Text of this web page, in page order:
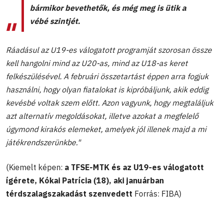
bármikor bevethetők, és még meg is ütik a
vébé szintjét.
Ráadásul az U19-es válogatott programját szorosan össze
kell hangolni mind az U20-as, mind az U18-as keret
felkészülésével. A februári összetartást éppen arra fogjuk
használni, hogy olyan fiatalokat is kipróbáljunk, akik eddig
kevésbé voltak szem előtt. Azon vagyunk, hogy megtaláljuk
azt alternatív megoldásokat, illetve azokat a megfelelő
úgymond kirakós elemeket, amelyek jól illenek majd a mi
játékrendszerünkbe."
(Kiemelt képen: a TFSE-MTK és az U19-es válogatott
ígérete, Kókai Patrícia (18), aki januárban
térdszalagszakadást szenvedett Forrás: FIBA)